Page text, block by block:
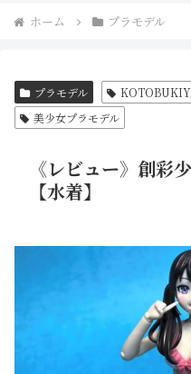
ホーム プラモデル
プラモデル
美少女プラモデル
《レビュー》創彩
【水着】